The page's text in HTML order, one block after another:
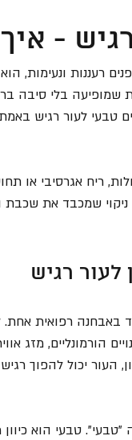
-
רעננות ונעימות,
שמופיעה בלי סיבה
טבעי לעור רגיש
ריח אגרסיבי או
ניקוי שמכבד את
לעור רגיש
רפואית אחת.
הורמונליים, מזג
העור יכול להפוך
טבעי הוא